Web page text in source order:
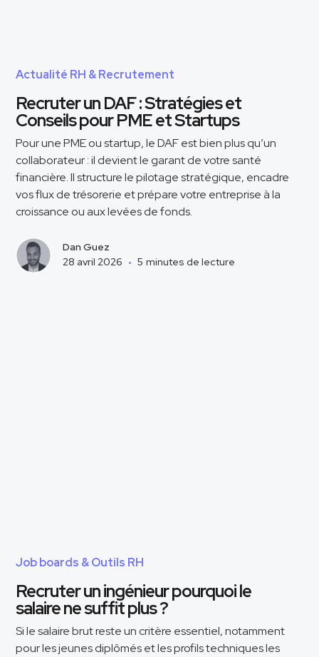
Actualité RH & Recrutement
Recruter un DAF : Stratégies et
Conseils pour PME et Startups
Pour une PME ou startup, le DAF est bien plus qu’un
collaborateur : il devient le garant de votre santé
financière. Il structure le pilotage stratégique, encadre
vos flux de trésorerie et prépare votre entreprise à la
croissance ou aux levées de fonds.
Dan Guez
28 avril 2026 • 5 minutes de lecture
Job boards & Outils RH
Recruter un ingénieur pourquoi le
salaire ne suffit plus ?
Si le salaire brut reste un critère essentiel, notamment
pour les jeunes diplômés et les profils techniques les